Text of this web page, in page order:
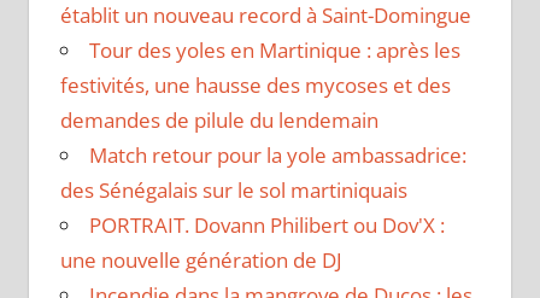
établit un nouveau record à Saint-Domingue
Tour des yoles en Martinique : après les
festivités, une hausse des mycoses et des
demandes de pilule du lendemain
Match retour pour la yole ambassadrice:
des Sénégalais sur le sol martiniquais
PORTRAIT. Dovann Philibert ou Dov'X :
une nouvelle génération de DJ